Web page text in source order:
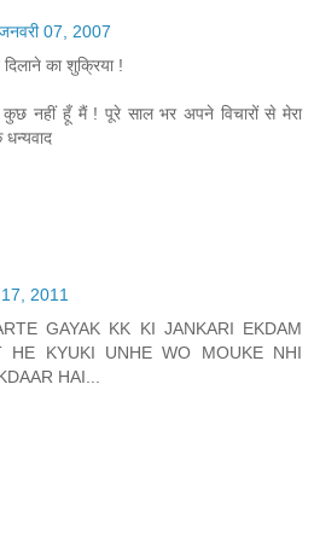
07, 2007
का शुक्रिया !
कुछ नहीं हूँ मैं ! पूरे साल भर अपने विचारों से मेरा
धन्यवाद
2011
GAYAK KK KI JANKARI EKDAM
HE KYUKI UNHE WO MOUKE NHI
HAI...